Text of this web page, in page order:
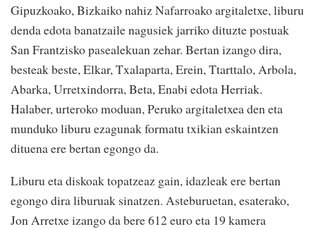
Gipuzkoako, Bizkaiko nahiz Nafarroako argitaletxe, liburu
denda edota banatzaile nagusiek jarriko dituzte postuak
San Frantzisko pasealekuan zehar. Bertan izango dira,
besteak beste, Elkar, Txalaparta, Erein, Ttarttalo, Arbola,
Abarka, Urretxindorra, Beta, Enabi edota Herriak.
Halaber, urteroko moduan, Peruko argitaletxea den eta
munduko liburu ezagunak formatu txikian eskaintzen
dituena ere bertan egongo da.
Liburu eta diskoak topatzeaz gain, idazleak ere bertan
egongo dira liburuak sinatzen. Asteburuetan, esaterako,
Jon Arretxe izango da bere 612 euro eta 19 kamera